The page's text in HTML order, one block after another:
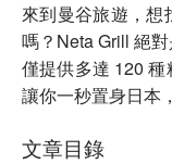
來到曼谷旅遊，
嗎？Neta Grill 絕
僅提供多達 120 種
讓你一秒置身日本
文章目錄